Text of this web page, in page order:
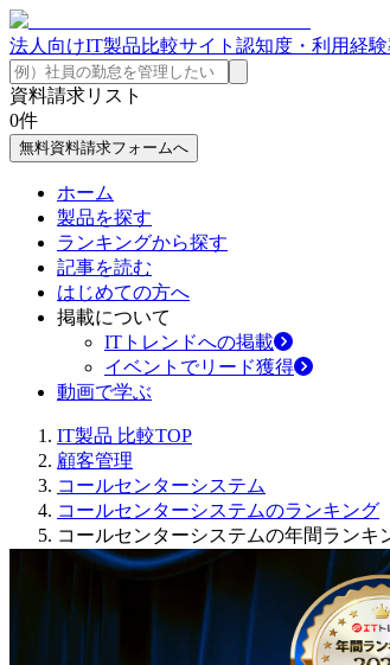
法人向けIT製品比較サイト 認知度・利用経験
資料請求リスト
0件
無料資料請求フォームへ
ホーム
製品を探す
ランキングから探す
記事を読む
はじめての方へ
掲載について
ITトレンドへの掲載
イベントでリード獲得
動画で学ぶ
IT製品 比較TOP
顧客管理
コールセンターシステム
コールセンターシステムのランキング
コールセンターシステムの年間ランキ